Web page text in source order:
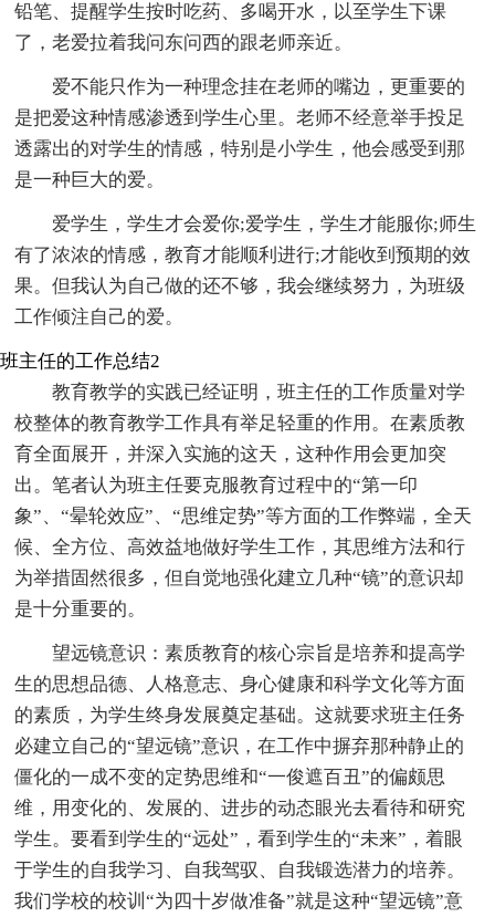
铅笔、提醒学生按时吃药、多喝开水，以至学生下课
了，老爱拉着我问东问西的跟老师亲近。
爱不能只作为一种理念挂在老师的嘴边，更重要的
是把爱这种情感渗透到学生心里。老师不经意举手投足
透露出的对学生的情感，特别是小学生，他会感受到那
是一种巨大的爱。
爱学生，学生才会爱你;爱学生，学生才能服你;师生
有了浓浓的情感，教育才能顺利进行;才能收到预期的效
果。但我认为自己做的还不够，我会继续努力，为班级
工作倾注自己的爱。
班主任的工作总结2
教育教学的实践已经证明，班主任的工作质量对学
校整体的教育教学工作具有举足轻重的作用。在素质教
育全面展开，并深入实施的这天，这种作用会更加突
出。笔者认为班主任要克服教育过程中的“第一印
象”、“晕轮效应”、“思维定势”等方面的工作弊端，全天
候、全方位、高效益地做好学生工作，其思维方法和行
为举措固然很多，但自觉地强化建立几种“镜”的意识却
是十分重要的。
望远镜意识：素质教育的核心宗旨是培养和提高学
生的思想品德、人格意志、身心健康和科学文化等方面
的素质，为学生终身发展奠定基础。这就要求班主任务
必建立自己的“望远镜”意识，在工作中摒弃那种静止的
僵化的一成不变的定势思维和“一俊遮百丑”的偏颇思
维，用变化的、发展的、进步的动态眼光去看待和研究
学生。要看到学生的“远处”，看到学生的“未来”，着眼
于学生的自我学习、自我驾驭、自我锻选潜力的培养。
我们学校的校训“为四十岁做准备”就是这种“望远镜”意